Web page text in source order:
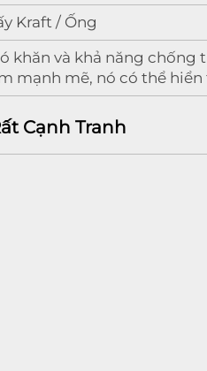
Kraft / Ống
khăn và khả năng
mạnh mẽ, nó có thể
Cạnh Tranh